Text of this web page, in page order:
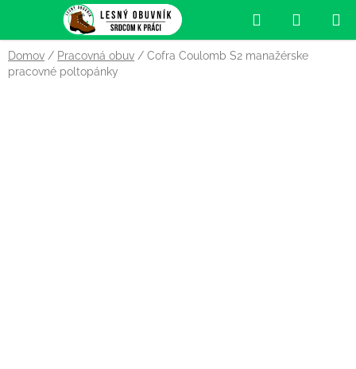
obsah
Hľadať
KOŠÍK
Domov / Pracovná obuv / Cofra Coulomb S2 manažérske
pracovné poltopánky